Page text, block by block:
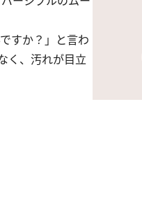
すか？」と言わ
く、汚れが目立